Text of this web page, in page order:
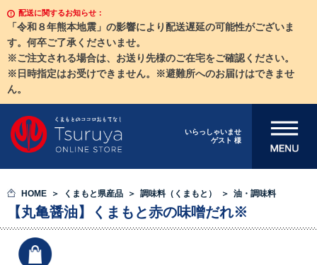
配送に関するお知らせ：
「令和８年熊本地震」の影響により配送遅延の可能性がございま
す。何卒ご了承くださいませ。
※ご注文される場合は、お送り先様のご在宅をご確認ください。
※日時指定はお受けできません。※避難所へのお届けはできませ
ん。
いらっしゃいませ
ゲスト 様
メニューを開
HOME くまもと県産品 調味料（くまもと） 油・調味料
【丸亀醤油】くまもと赤の味噌だれ※